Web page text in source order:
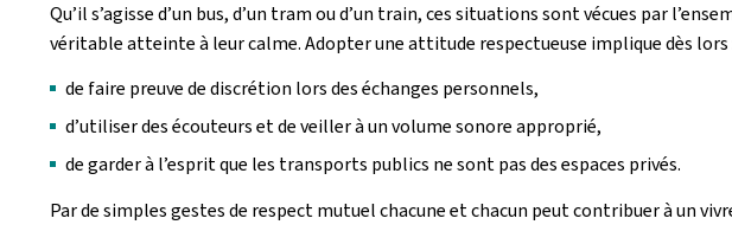
Qu’il s’agisse d’un bus, d’un tram ou d’un train, ces situations sont vécues par
véritable atteinte à leur calme. Adopter une attitude respectueuse implique dès lors
de faire preuve de discrétion lors des échanges personnels,
d’utiliser des écouteurs et de veiller à un volume sonore approprié,
de garder à l’esprit que les transports publics ne sont pas des espaces privés.
Par de simples gestes de respect mutuel chacune et chacun peut contribuer à un